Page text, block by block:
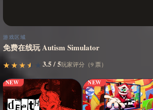
游戏区域
免费在线玩 Autism Simulator
★
★ ★
★ ★
★ ★
★ 3.5 / 5玩家评分（9 票）
NEW NEW